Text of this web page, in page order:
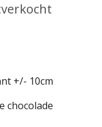
+/- 10cm
chocolade